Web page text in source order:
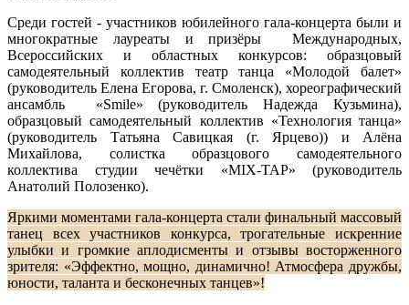
Среди гостей - участников юбилейного гала-концерта были и
многократные лауреаты и призёры Международных,
Всероссийских и областных конкурсов: образцовый
самодеятельный коллектив театр танца «Молодой балет»
(руководитель Елена Егорова, г. Смоленск), хореографический
ансамбль «Smile» (руководитель Надежда Кузьмина),
образцовый самодеятельный коллектив «Технология танца»
(руководитель Татьяна Савицкая (г. Ярцево)) и Алёна
Михайлова, солистка образцового самодеятельного
коллектива студии чечётки «MIX-TAP» (руководитель
Анатолий Полозенко).
Яркими моментами гала-концерта стали финальный массовый
танец всех участников конкурса, трогательные искренние
улыбки и громкие аплодисменты и отзывы восторженного
зрителя: «Эффектно, мощно, динамично! Атмосфера дружбы,
юности, таланта и бесконечных танцев»!